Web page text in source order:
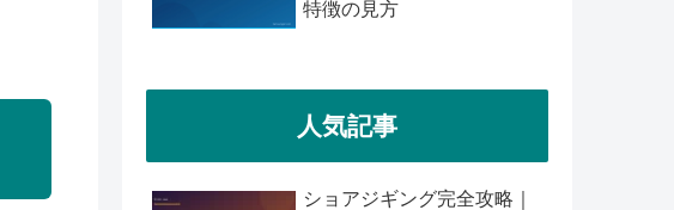
特徴の見方
人気記事
ショアジギング完全攻略｜